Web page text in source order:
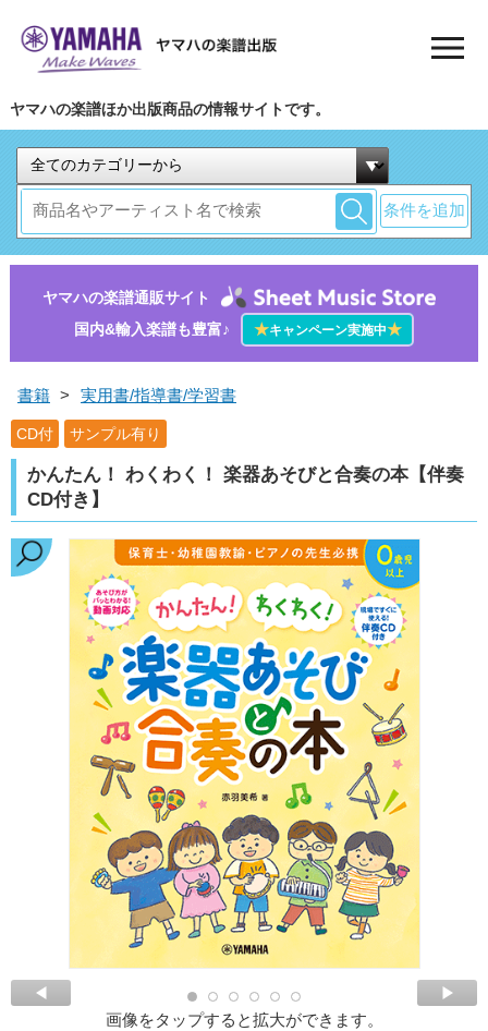
ヤマハの楽譜ほか出版商品の情報サイトです。
条件を追加
ヤマハの楽譜通販サイト
国内&輸入楽譜も豊富♪
★キャンペーン実施中★
書籍 > 実用書/指導書/学習書
CD付 サンプル有り
かんたん！ わくわく！ 楽器あそびと合奏の本【伴奏
CD付き】
画像をタップすると拡大ができます。